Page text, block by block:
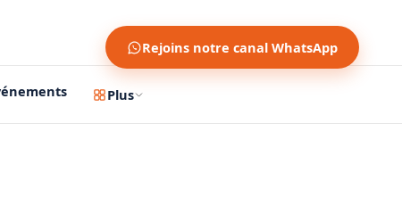
Rejoins notre canal WhatsApp
Plus